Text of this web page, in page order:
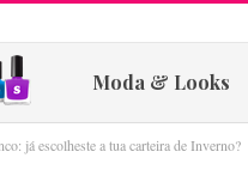
Moda & Looks
já escolheste a tua carteira de Inverno?